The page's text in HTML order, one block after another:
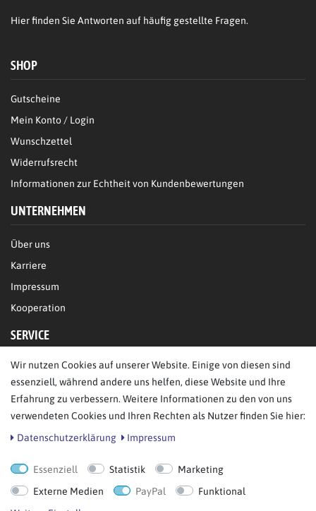
Hierfinden Sie Antworten auf häufig gestellte Fragen.
SHOP
Gutscheine
Mein Konto / Login
Wunschzettel
Widerrufsrecht
Informationen zur Echtheit von Kundenbewertungen
UNTERNEHMEN
Über uns
Karriere
Impressum
Kooperation
SERVICE
FAQ/Hilfe
Datenschutz
AGB
Bestellung widerrufen
Wir nutzen Cookies auf unserer Website. Einige von diesen sind
essenziell, während andere uns helfen, diese Website und Ihre
Erfahrung zu verbessern. Weitere Informationen zu den von uns
verwendeten Cookies und Ihren Rechten als Nutzer finden Sie hier:
Daten­schutz­erklärung
Impressum
Essenziell Statistik
Marketing
Externe Medien
PayPal
Funktional